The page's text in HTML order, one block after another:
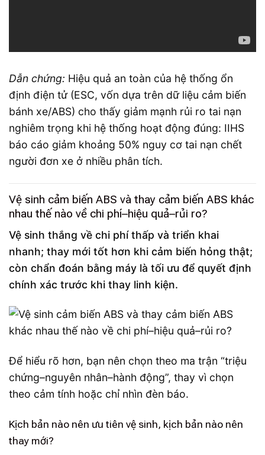
Dẫn chứng: Hiệu quả an toàn của hệ thống ổn
định điện tử (ESC, vốn dựa trên dữ liệu cảm biến
bánh xe/ABS) cho thấy giảm mạnh rủi ro tai nạn
nghiêm trọng khi hệ thống hoạt động đúng: IIHS
báo cáo giảm khoảng 50% nguy cơ tai nạn chết
người đơn xe ở nhiều phân tích.
Vệ sinh cảm biến ABS và thay cảm biến ABS khác
nhau thế nào về chi phí–hiệu quả–rủi ro?
Vệ sinh thắng về chi phí thấp và triển khai
nhanh; thay mới tốt hơn khi cảm biến hỏng thật;
còn chẩn đoán bằng máy là tối ưu để quyết định
chính xác trước khi thay linh kiện.
Để hiểu rõ hơn, bạn nên chọn theo ma trận “triệu
chứng–nguyên nhân–hành động”, thay vì chọn
theo cảm tính hoặc chỉ nhìn đèn báo.
Kịch bản nào nên ưu tiên vệ sinh, kịch bản nào nên
thay mới?